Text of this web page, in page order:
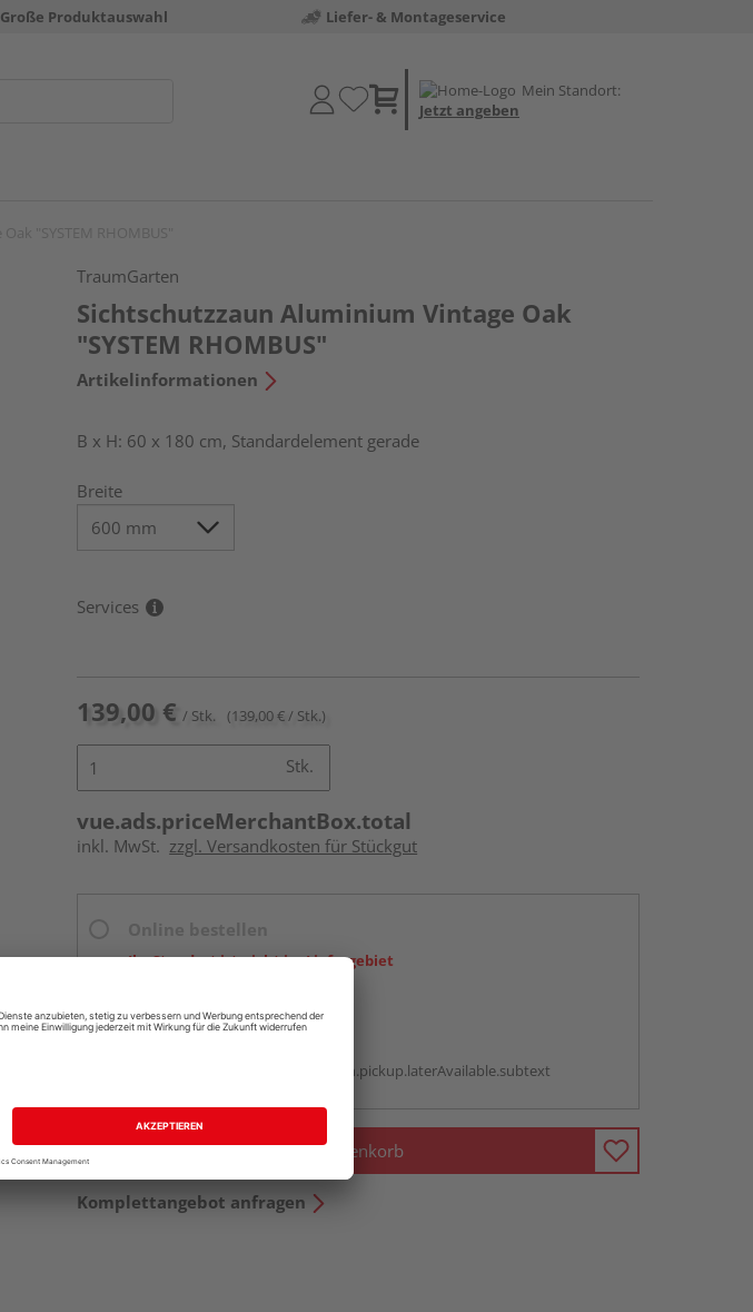
Große Produktauswahl Liefer- & Montageservice
Mein Standort:
Jetzt angeben
TraumGarten
Sichtschutzzaun Aluminium Vintage Oak
"SYSTEM RHOMBUS"
Artikelinformationen
B x H: 60 x 180 cm, Standardelement gerade
Breite
Services
139,00 € / Stk. (139,00 € / Stk.)
Stk.
vue.ads.priceMerchantBox.total
inkl. MwSt. zzgl. Versandkosten für Stückgut
Online bestellen
Ihr Standort ist nicht im Liefergebiet
Beim Händler abholen
vue.ads.priceMerchantBox.option.pickup.laterAvailable.subtext
In den Warenkorb
Komplettangebot anfragen